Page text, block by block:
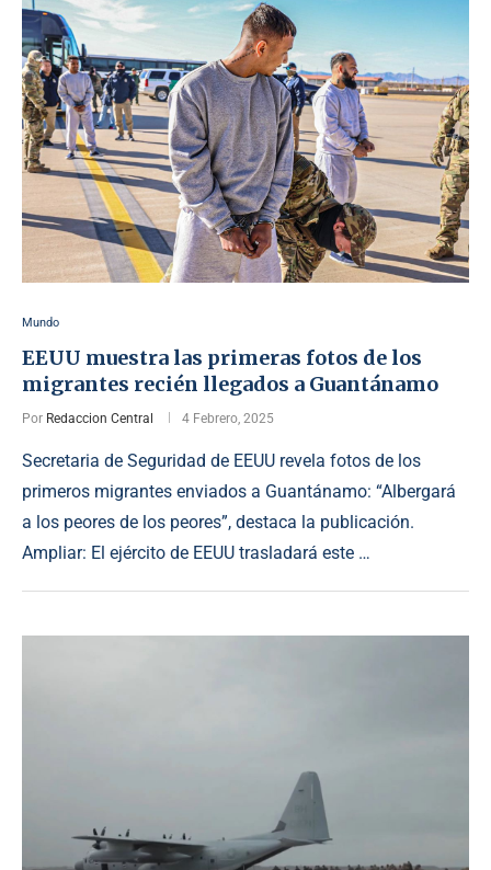
Mundo
EEUU muestra las primeras fotos de los
migrantes recién llegados a Guantánamo
Por Redaccion Central 4 Febrero, 2025
Secretaria de Seguridad de EEUU revela fotos de los
primeros migrantes enviados a Guantánamo: “Albergará
a los peores de los peores”, destaca la publicación.
Ampliar: El ejército de EEUU trasladará este …